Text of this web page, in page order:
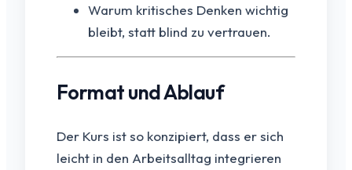
Warum kritisches Denken wichtig
bleibt, statt blind zu vertrauen.
Format und Ablauf
Der Kurs ist so konzipiert, dass er sich
leicht in den Arbeitsalltag integrieren